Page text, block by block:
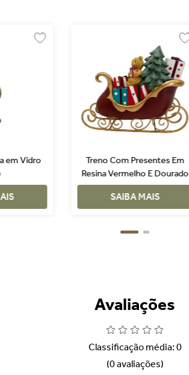
em Vidro
Treno Com Presentes Em
Resina Vermelho E Dourado
SAIBA MAIS
Avaliações
Classificação média: 0
(0 avaliações)